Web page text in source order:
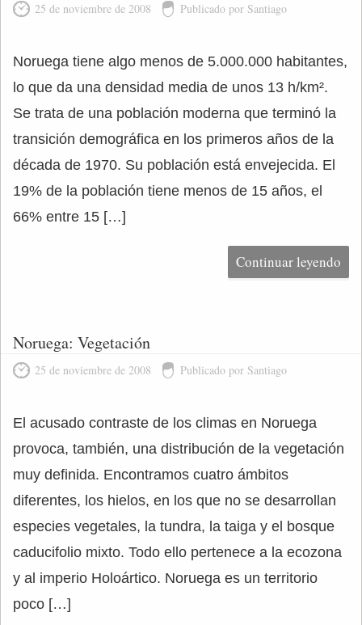
25 de noviembre de 2008 Publicado por Santiago
Noruega tiene algo menos de 5.000.000 habitantes,
lo que da una densidad media de unos 13 h/km².
Se trata de una población moderna que terminó la
transición demográfica en los primeros años de la
década de 1970. Su población está envejecida. El
19% de la población tiene menos de 15 años, el
66% entre 15 […]
Continuar leyendo
Noruega: Vegetación
25 de noviembre de 2008 Publicado por Santiago
El acusado contraste de los climas en Noruega
provoca, también, una distribución de la vegetación
muy definida. Encontramos cuatro ámbitos
diferentes, los hielos, en los que no se desarrollan
especies vegetales, la tundra, la taiga y el bosque
caducifolio mixto. Todo ello pertenece a la ecozona
y al imperio Holoártico. Noruega es un territorio
poco […]